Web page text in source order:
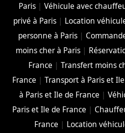
Paris |Véhicule avec
privé à Paris | Location
personne à Paris|
moins cher à Paris |
France |Transfert moins
France |Transport à Paris et
à Paris et Ile de France |
Paris et Ile de France |
France | Location